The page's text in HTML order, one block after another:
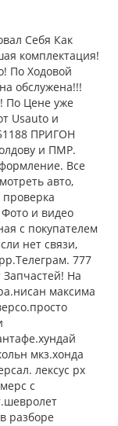
Себя Как
комплектация!
По Ходовой
обслужена!!!
По Цене уже
Usauto и
ПРИГОН
и ПМР.
Все
авто,
и видео
с покупателем
нет связи,
777
На
максима
мкз.хонда
лексус рх
с
разборе